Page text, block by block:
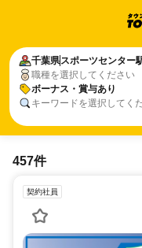
千葉県スポーツセンター
職種を選択してください
ボーナス・賞与あり
キーワードを選択してく
457件
契約社員